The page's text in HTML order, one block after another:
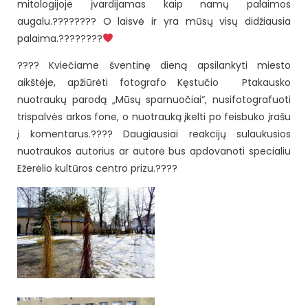
mitologijoje įvardijamas kaip namų palaimos
augalu.???????? O laisvė ir yra mūsų visų didžiausia
palaima.????????
???? Kviečiame šventinę dieną apsilankyti miesto
aikštėje, apžiūrėti fotografo Kęstučio Ptakausko
nuotraukų parodą „Mūsų sparnuočiai“, nusifotografuoti
trispalvės arkos fone, o nuotrauką įkelti po feisbuko įrašu
į komentarus.???? Daugiausiai reakcijų sulaukusios
nuotraukos autorius ar autorė bus apdovanoti specialiu
Ežerėlio kultūros centro prizu.????